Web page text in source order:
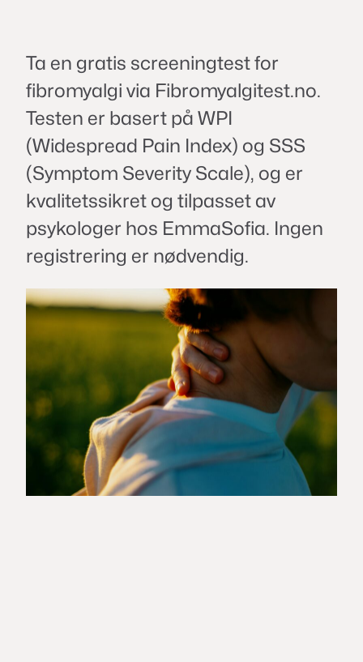
Ta en gratis screeningtest for
fibromyalgi via Fibromyalgitest.no.
Testen er basert på WPI
(Widespread Pain Index) og SSS
(Symptom Severity Scale), og er
kvalitetssikret og tilpasset av
psykologer hos EmmaSofia. Ingen
registrering er nødvendig.